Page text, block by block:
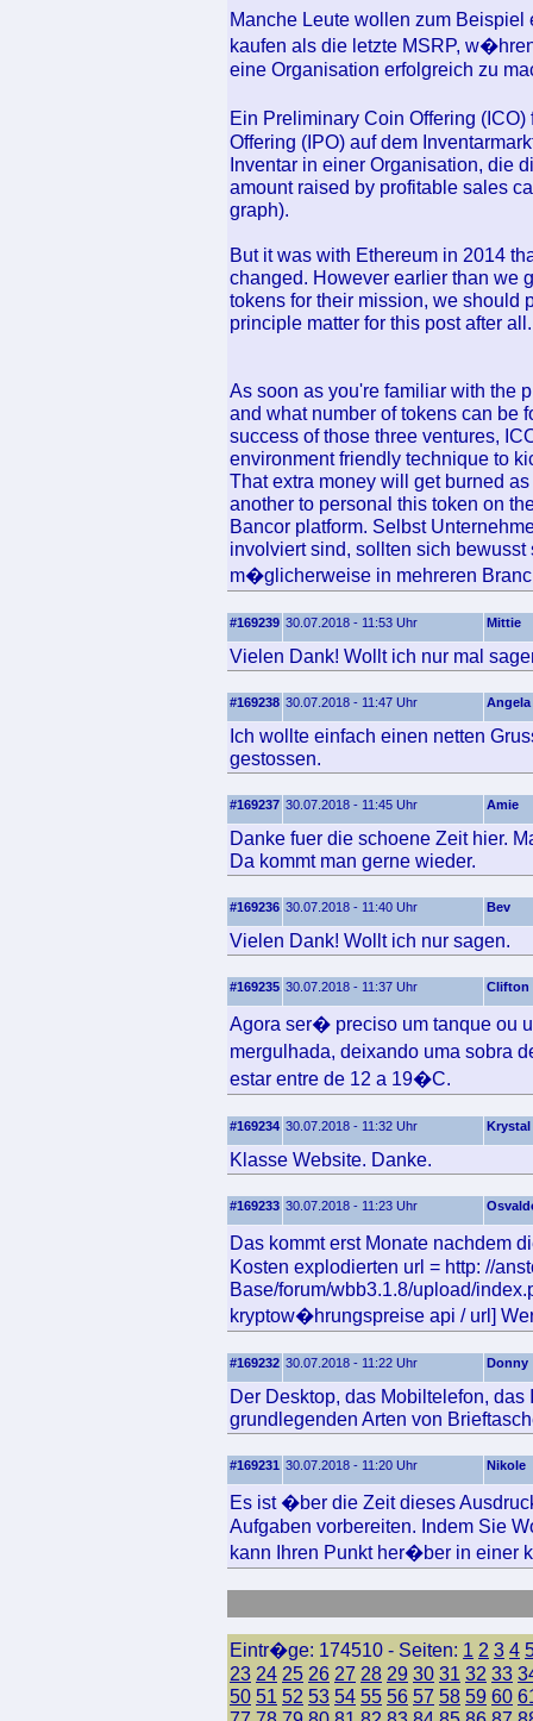
Manche Leute wollen zum
kaufen als die letzte MSRP,
eine Organisation erfolgreich zu
Ein Preliminary Coin Offering
Offering (IPO) auf dem
Inventar in einer Organisation, die
amount raised by profitable sales
graph).
But it was with Ethereum in 2014
changed. However earlier than we
tokens for their mission, we should
principle matter for this post after all.
As soon as you're familiar with the
and what number of tokens can be
success of those three ventures,
environment friendly technique to
That extra money will get burned
another to personal this token on
Bancor platform. Selbst
involviert sind, sollten sich
m�glicherweise in mehreren
#169239 30.07.2018 - 11:53 Uhr Mittie
Vielen Dank! Wollt ich nur mal
#169238 30.07.2018 - 11:47 Uhr Angela
Ich wollte einfach einen netten
gestossen.
#169237 30.07.2018 - 11:45 Uhr Amie
Danke fuer die schoene Zeit hier.
Da kommt man gerne wieder.
#169236 30.07.2018 - 11:40 Uhr Bev
Vielen Dank! Wollt ich nur sagen.
#169235 30.07.2018 - 11:37 Uhr Clifton
Agora ser� preciso um tanque ou
mergulhada, deixando uma sobra
estar entre de 12 a 19�C.
#169234 30.07.2018 - 11:32 Uhr Krystal
Klasse Website. Danke.
#169233 30.07.2018 - 11:23 Uhr
Das kommt erst Monate nachdem
Kosten explodierten url = http: //
Base/forum/wbb3.1.8/upload/
kryptow�hrungspreise api / url]
#169232 30.07.2018 - 11:22 Uhr Donny
Der Desktop, das Mobiltelefon,
grundlegenden Arten von
#169231 30.07.2018 - 11:20 Uhr Nikole
Es ist �ber die Zeit dieses
Aufgaben vorbereiten. Indem Sie
kann Ihren Punkt her�ber in einer
Eintr�ge: 174510 - Seiten: 1 2 3 4
23 24 25 26 27 28 29 30 31 32 33
50 51 52 53 54 55 56 57 58 59 60